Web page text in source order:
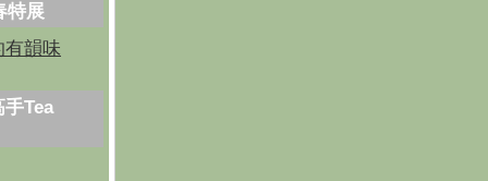
特展
有韻味
Tea